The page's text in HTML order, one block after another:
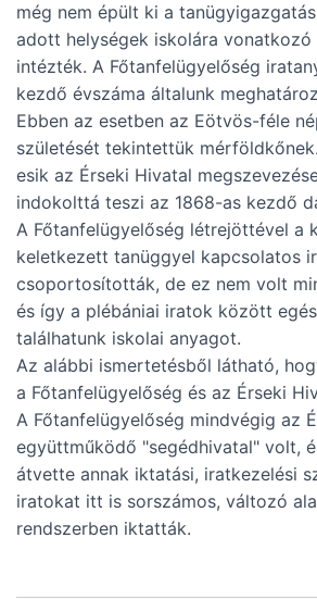
még nem épült ki a
adott helységek iskolára
intézték. A Főtanfelügyelőség
kezdő évszáma általunk
Ebben az esetben az Eötvös-féle
születését tekintettük
esik az Érseki Hivatal
indokolttá teszi az 1868-as kezdő
A Főtanfelügyelőség létrejöttével a
keletkezett tanüggyel kapcsolatos
csoportosították, de ez nem volt
és így a plébániai iratok között
találhatunk iskolai anyagot.
Az alábbi ismertetésből látható,
a Főtanfelügyelőség és az Érseki
A Főtanfelügyelőség mindvégig az
együttműködő "segédhivatal" volt,
átvette annak iktatási, iratkezelési
iratokat itt is sorszámos, változó
rendszerben iktatták.